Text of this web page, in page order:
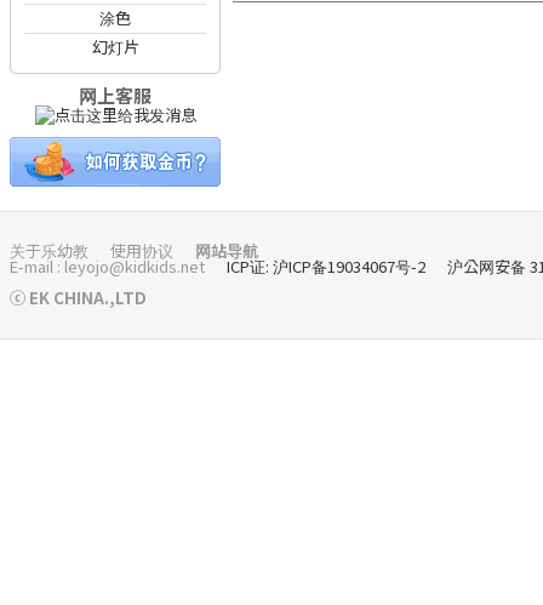
涂色
幻灯片
网上客服
关于乐幼教 使用协议 网站导航
E-mail : leyojo@kidkids.net ICP证: 沪ICP备19034067号-2
沪公网安备
ⓒ EK CHINA.,LTD